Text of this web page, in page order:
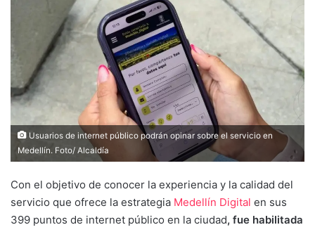
Usuarios de internet público podrán opinar sobre el servicio en
Medellín. Foto/ Alcaldía
Con el objetivo de conocer la experiencia y la calidad del
servicio que ofrece la estrategia Medellín Digital en sus
399 puntos de internet público en la ciudad, fue habilitada